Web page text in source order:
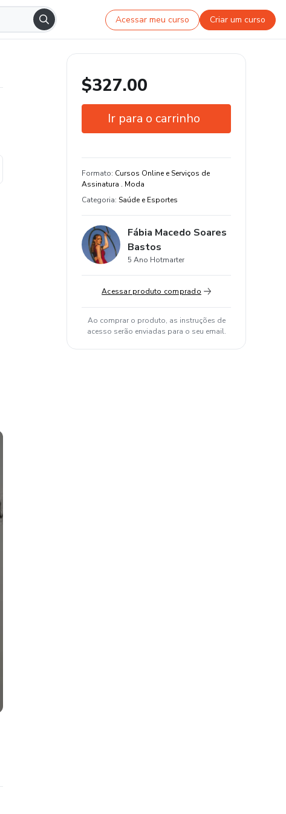
Acessar meu curso Criar um curso
$327.00
Ir para o carrinho
Estude do seu jeito e em qualquer
dispositivo
Formato: Cursos Online e Serviços de
Assinatura . Moda
Categoria: Saúde e Esportes
Fábia Macedo Soares
Bastos
5 Ano Hotmarter
Acessar produto comprado
Ao comprar o produto, as instruções de
acesso serão enviadas para o seu email.